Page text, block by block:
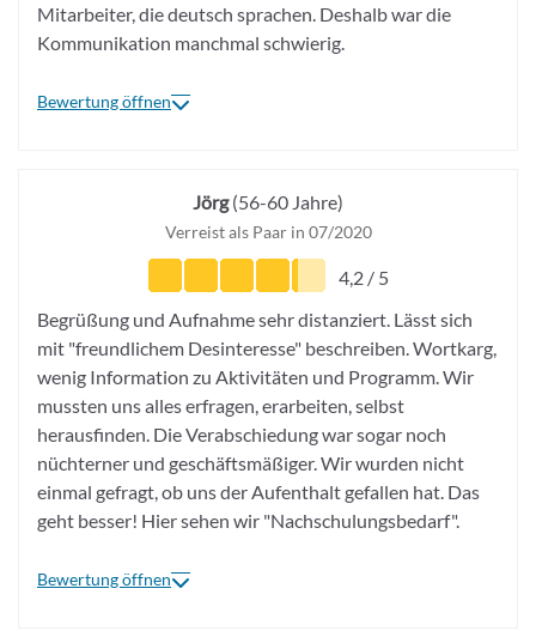
Mitarbeiter, die deutsch sprachen. Deshalb war die
Kommunikation manchmal schwierig.
Bewertung öffnen
Jörg(56-60 Jahre)
Verreist als Paar in 07/2020
4,2 / 5
Begrüßung und Aufnahme sehr distanziert. Lässt sich
mit "freundlichem Desinteresse" beschreiben. Wortkarg,
wenig Information zu Aktivitäten und Programm. Wir
mussten uns alles erfragen, erarbeiten, selbst
herausfinden. Die Verabschiedung war sogar noch
nüchterner und geschäftsmäßiger. Wir wurden nicht
einmal gefragt, ob uns der Aufenthalt gefallen hat. Das
geht besser! Hier sehen wir "Nachschulungsbedarf".
Bewertung öffnen